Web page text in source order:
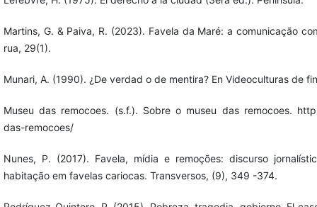
Martins, G. & Paiva, R. (2023). Favela da Maré: a comunicação
rua, 29(1).
Munari, A. (1990). ¿De verdad o de mentira? En Videoculturas de
Museu das remocoes. (s.f.). Sobre o museu das remocoes.
das-remocoes/
Nunes, P. (2017). Favela, mídia e remoções: discurso
habitação em favelas cariocas. Transversos, (9), 349 -374.